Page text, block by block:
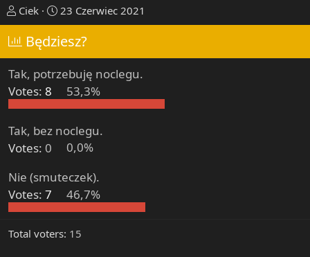
T
h
r
a
d
s
t
a
t
e
r
Ciek
R
o
z
c
z
ę
t
23 Czerwiec 2021
Będziesz?
Tak, potrzebuję noclegu.
Votes: 8 53,3%
Tak, bez noclegu.
Votes: 0
0,0%
Nie (smuteczek).
Votes: 7 46,7%
Total voters 15